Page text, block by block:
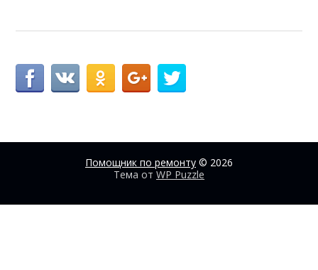
Помощник по ремонту © 2026
Тема от WP Puzzle